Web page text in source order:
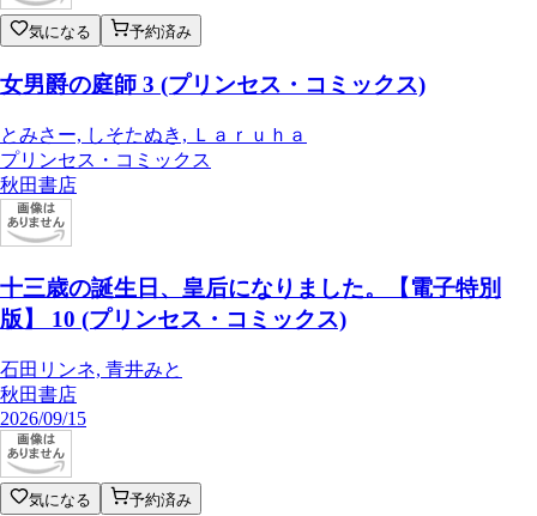
気になる 予約済み
女男爵の庭師 3 (プリンセス・コミックス)
とみさー, しそたぬき, Ｌａｒｕｈａ
プリンセス・コミックス
秋田書店
十三歳の誕生日、皇后になりました。【電子特別
版】 10 (プリンセス・コミックス)
石田リンネ, 青井みと
秋田書店
2026/09/15
気になる 予約済み